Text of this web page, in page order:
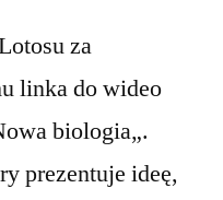
za
linka do wideo
biologia„.
prezentuje ideę,